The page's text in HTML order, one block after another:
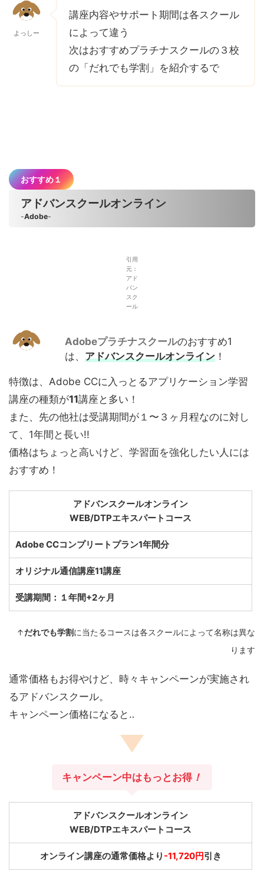
よっしー
講座内容やサポート期間は各スクール
によって違う
次はおすすめプラチナスクールの３校
の「だれでも学割」を紹介するで
おすすめ１
アドバンスクールオンライン
-Adobe-
引用
元：
アド
バン
スク
ール
Adobeプラチナスクールのおすすめ1
は、 アドバンスクールオンライン ！
特徴は、Adobe CCに入っとるアプリケーション学習
講座の種類が11講座と多い！
また、先の他社は受講期間が１〜３ヶ月程なのに対し
て、1年間と長い!!
価格はちょっと高いけど、学習面を強化したい人には
おすすめ！
アドバンスクールオンライン
WEB/DTPエキスパートコース
Adobe CCコンプリートプラン1年間分
オリジナル通信講座11講座
受講期間：１年間+2ヶ月
↑だれでも学割に当たるコースは各スクールによって名称は異な
ります
通常価格もお得やけど、時々キャンペーンが実施され
るアドバンスクール。
キャンペーン価格になると‥
キャンペーン中はもっとお得！
アドバンスクールオンライン
WEB/DTPエキスパートコース
オンライン講座の通常価格より -11,720円引き